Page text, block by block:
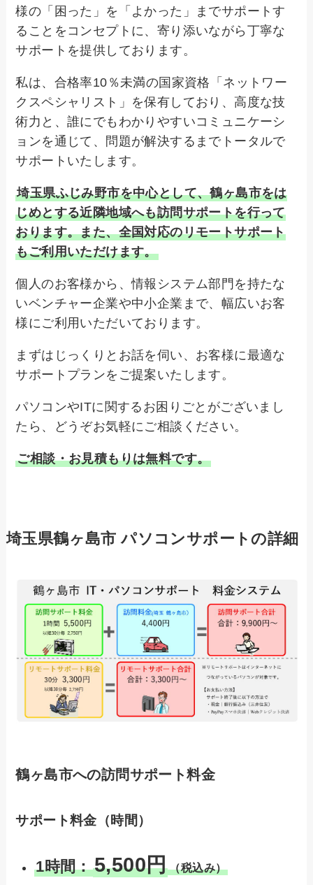
様の「困った」を「よかった」までサポートす
ることをコンセプトに、寄り添いながら丁寧な
サポートを提供しております。
私は、合格率10％未満の国家資格「ネットワー
クスペシャリスト」を保有しており、高度な技
術力と、誰にでもわかりやすいコミュニケーシ
ョンを通じて、問題が解決するまでトータルで
サポートいたします。
埼玉県ふじみ野市を中心として、鶴ヶ島市をは
じめとする近隣地域へも訪問サポートを行って
おります。また、全国対応のリモートサポート
もご利用いただけます。
個人のお客様から、情報システム部門を持たな
いベンチャー企業や中小企業まで、幅広いお客
様にご利用いただいております。
まずはじっくりとお話を伺い、お客様に最適な
サポートプランをご提案いたします。
パソコンやITに関するお困りごとがございまし
たら、どうぞお気軽にご相談ください。
ご相談・お見積もりは無料です。
埼玉県鶴ヶ島市 パソコンサポートの詳細
鶴ヶ島市への訪問サポート料金
サポート料金（時間）
1時間：5,500円 （税込み）